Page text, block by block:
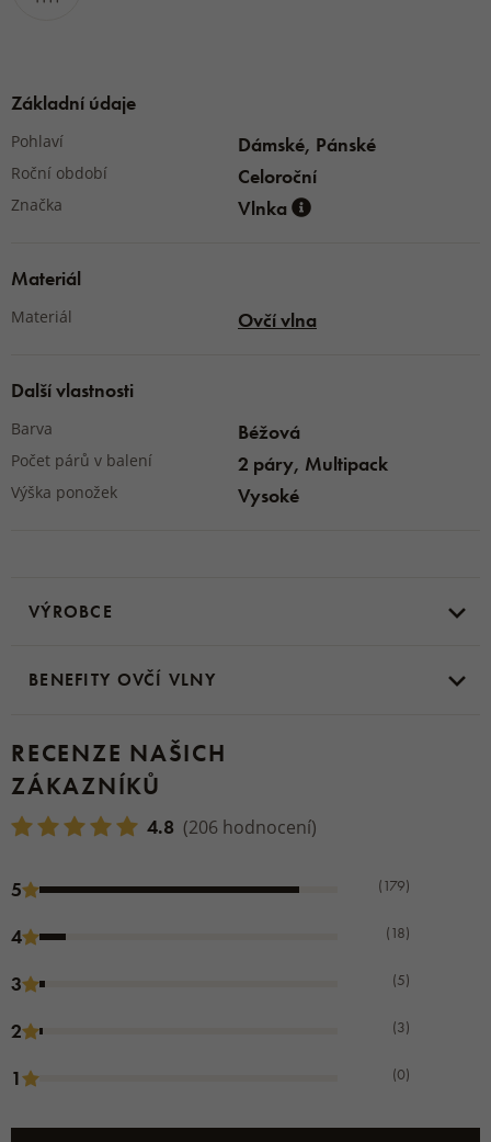
Základní údaje
Pohlaví Dámské, Pánské
Roční období Celoroční
Značka Vlnka
Materiál
Materiál Ovčí vlna
Další vlastnosti
Barva Béžová
Počet párů v balení 2 páry, Multipack
Výška ponožek Vysoké
VÝROBCE
BENEFITY OVČÍ VLNY
RECENZE NAŠICH
ZÁKAZNÍKŮ
4.8 (206 hodnocení)
5 (179)
4 (18)
3 (5)
2 (3)
1 (0)